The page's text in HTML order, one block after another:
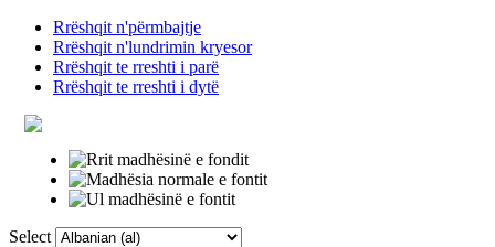
Rrëshqit n'përmbajtje
Rrëshqit n'lundrimin kryesor
Rrëshqit te rreshti i parë
Rrëshqit te rreshti i dytë
Select